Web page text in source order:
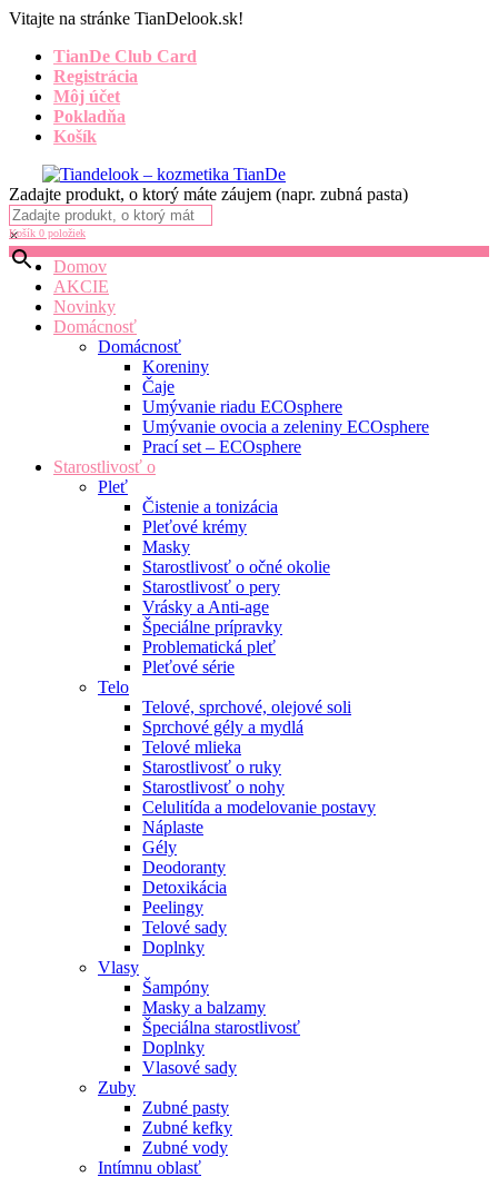
Vitajte na stránke TianDelook.sk!
TianDe Club Card
Registrácia
Môj účet
Pokladňa
Košík
Zadajte produkt, o ktorý máte záujem (napr. zubná pasta)
×
Košík 0 položiek
Domov
AKCIE
Novinky
Domácnosť
Domácnosť
Koreniny
Čaje
Umývanie riadu ECOsphere
Umývanie ovocia a zeleniny ECOsphere
Prací set – ECOsphere
Starostlivosť o
Pleť
Čistenie a tonizácia
Pleťové krémy
Masky
Starostlivosť o očné okolie
Starostlivosť o pery
Vrásky a Anti-age
Špeciálne prípravky
Problematická pleť
Pleťové série
Telo
Telové, sprchové, olejové soli
Sprchové gély a mydlá
Telové mlieka
Starostlivosť o ruky
Starostlivosť o nohy
Celulitída a modelovanie postavy
Náplaste
Gély
Deodoranty
Detoxikácia
Peelingy
Telové sady
Doplnky
Vlasy
Šampóny
Masky a balzamy
Špeciálna starostlivosť
Doplnky
Vlasové sady
Zuby
Zubné pasty
Zubné kefky
Zubné vody
Intímnu oblasť